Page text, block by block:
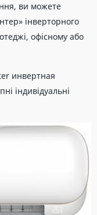
ви можете
інверторного
офісному або
инвертная
індивідуальні